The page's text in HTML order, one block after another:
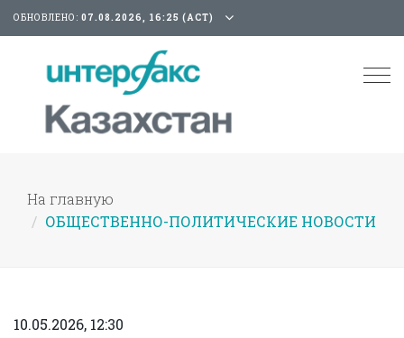
ОБНОВЛЕНО: 07.08.2026, 16:25 (АСТ)
На главную
ОБЩЕСТВЕННО-ПОЛИТИЧЕСКИЕ НОВОСТИ
10.05.2026, 12:30